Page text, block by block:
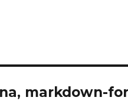
markdown-